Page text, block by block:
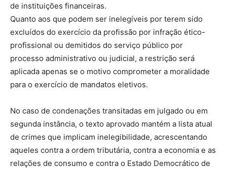
de instituições financeiras.
Quanto aos que podem ser inelegíveis por terem sido
excluídos do exercício da profissão por infração ético-
profissional ou demitidos do serviço público por
processo administrativo ou judicial, a restrição será
aplicada apenas se o motivo comprometer a moralidade
para o exercício de mandatos eletivos.
No caso de condenações transitadas em julgado ou em
segunda instância, o texto aprovado mantém a lista atual
de crimes que implicam inelegibilidade, acrescentando
aqueles contra a ordem tributária, contra a economia e as
relações de consumo e contra o Estado Democrático de